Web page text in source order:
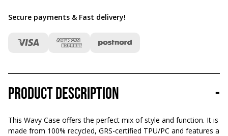
Secure payments & Fast delivery!
Product description -
This Wavy Case offers the perfect mix of style and function. It is
made from 100% recycled, GRS-certified TPU/PC and features a